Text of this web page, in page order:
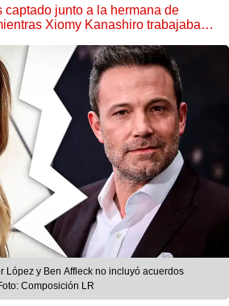
captado junto a la hermana de
Xiomy Kanashiro trabajaba:
López y Ben Affleck no incluyó acuerdos
Composición LR